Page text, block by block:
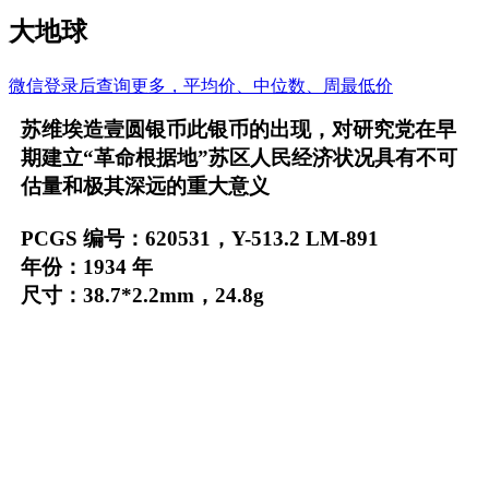
大地球
微信登录后查询更多，平均价、中位数、周最低价
苏维埃造壹圆银币此银币的出现，对研究党在早
期建立“革命根据地”苏区人民经济状况具有不可
估量和极其深远的重大意义
PCGS 编号：620531，Y-513.2 LM-891
年份：1934 年
尺寸：38.7*2.2mm，24.8g